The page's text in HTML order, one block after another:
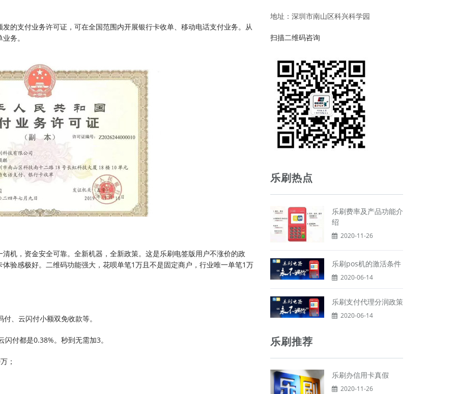
的支付业务许可证，可在全国范围内开展银行卡收单、移动电话支付业务。从
务。
机，资金安全可靠。全新机器，全新政策。这是乐刷电签版用户不涨价的政
验感极好。二维码功能强大，花呗单笔1万且不是固定商户，行业唯一单笔1万
、云闪付小额双免收款等。
付都是0.38%。秒到无需加3。
；
地址：深圳市南山区科兴科学园
扫描二维码咨询
乐刷热点
乐刷费率及产品功能介
绍
2020-11-26
乐刷pos机的激活条件
2020-06-14
乐刷支付代理分润政策
2020-06-14
乐刷推荐
乐刷办信用卡真假
2020-11-26